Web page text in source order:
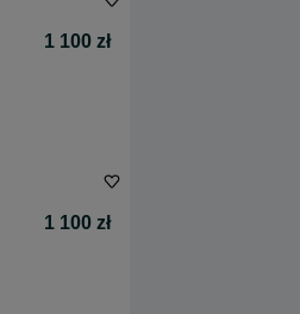
1 100 zł
1 100 zł